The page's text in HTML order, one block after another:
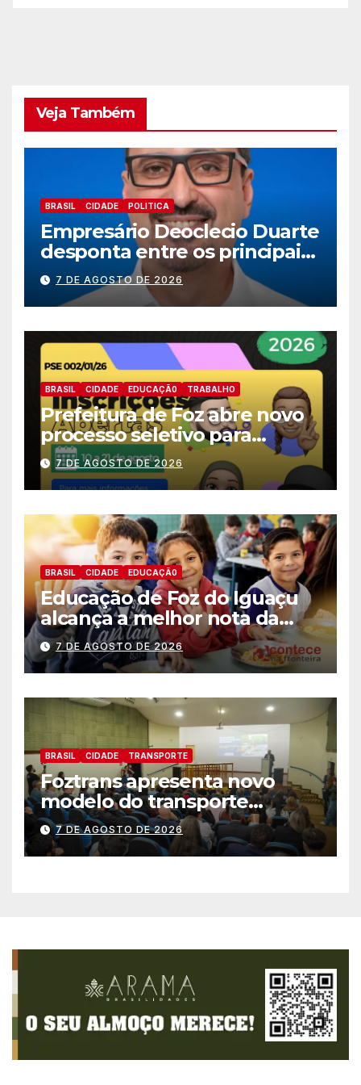
Veja Também
BRASIL CIDADE POLITICA
Empresário Deoclecio Duarte
desponta entre os principais
nomes do União Brasil para
deputado estadual
7 DE AGOSTO DE 2026
BRASIL CIDADE EDUCAÇÃ0 TRABALHO
Prefeitura de Foz abre novo
processo seletivo para
estagiários
7 DE AGOSTO DE 2026
BRASIL CIDADE EDUCAÇÃ0
Educação de Foz do Iguaçu
alcança a melhor nota da
história no IDEB
7 DE AGOSTO DE 2026
BRASIL CIDADE TRANSPORTE
Foztrans apresenta novo
modelo do transporte
coletivo em audiência
pública e avança para um
sistema mais moderno e
7 DE AGOSTO DE 2026